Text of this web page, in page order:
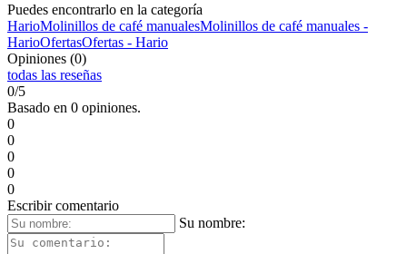
Puedes encontrarlo en la categoría
HarioMolinillos de café manualesMolinillos de café manuales -
HarioOfertasOfertas - Hario
Opiniones (0)
todas las reseñas
0/5
Basado en 0 opiniones.
0
0
0
0
0
Escribir comentario
Su nombre: